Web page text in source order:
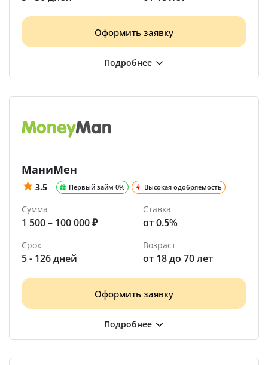
Оформить заявку
МаниМен
3.5 Первый займ 0% Высокая одобряемость
Сумма
1 500 – 100 000 ₽
Ставка
от 0.5%
Срок
5 - 126 дней
Возраст
от 18 до 70 лет
Оформить заявку